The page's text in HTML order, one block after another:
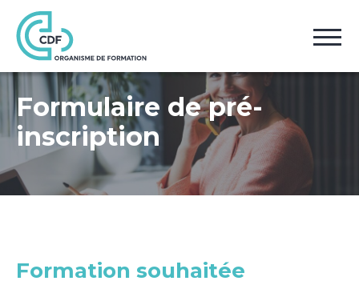
Accueil Pré-inscription
Formulaire de pré-
inscription
Formation souhaitée